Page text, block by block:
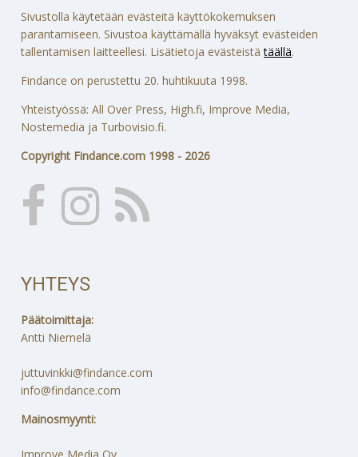
Sivustolla käytetään evästeitä käyttökokemuksen
parantamiseen. Sivustoa käyttämällä hyväksyt evästeiden
tallentamisen laitteellesi. Lisätietoja evästeistätäällä.
Findance on perustettu 20. huhtikuuta 1998.
Yhteistyössä: All Over Press, High.fi, Improve Media,
Nostemedia ja Turbovisio.fi.
Copyright Findance.com 1998 - 2026
YHTEYS
Päätoimittaja:
Antti Niemelä
juttuvinkki@findance.com
info@findance.com
Mainosmyynti: